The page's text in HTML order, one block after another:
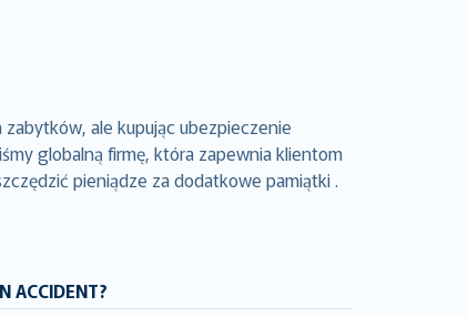
ale kupując ubezpieczenie
globalną firmę, która zapewnia klientom
pieniądze za dodatkowe pamiątki .
ACCIDENT?